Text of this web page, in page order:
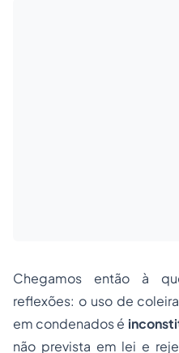
Chegamos então à
reflexões: o uso de
em condenados é
não prevista em lei e